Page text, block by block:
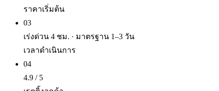
ราคาเริ่มต้น
03
เร่งด่วน 4 ชม. · มาตรฐาน 1–3 วัน
เวลาดำเนินการ
04
4.9 / 5